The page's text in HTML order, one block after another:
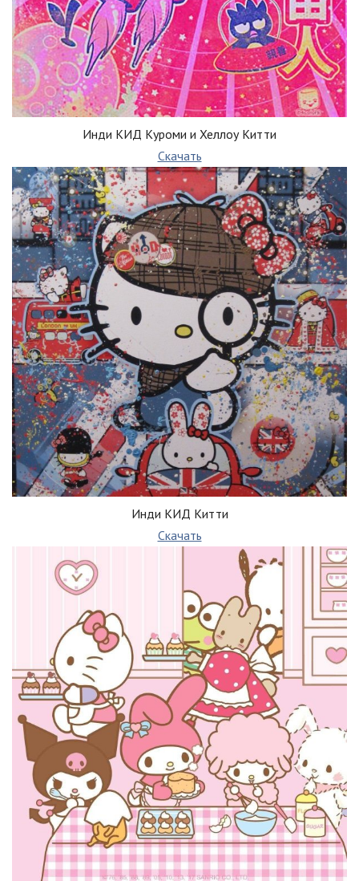
Инди КИД Куроми и Хеллоу Китти
Скачать
Инди КИД Китти
Скачать